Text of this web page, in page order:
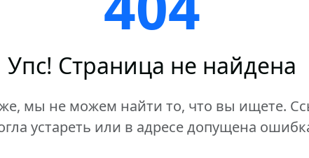
Упс! Страница не найдена
мы не можем найти то, что вы ищете.
устареть или в адресе допущена